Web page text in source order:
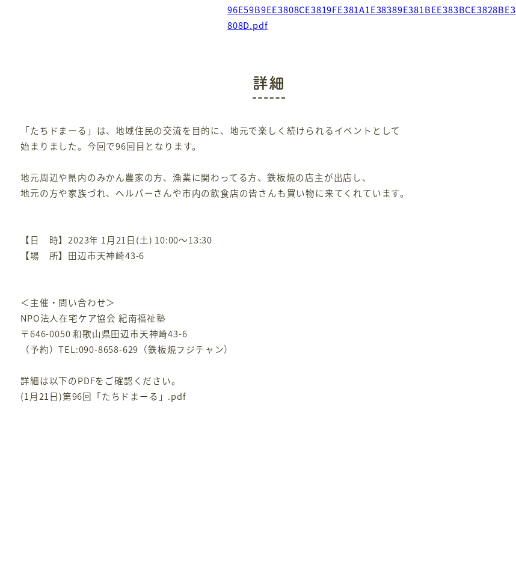
96E59B9EE3808CE3819FE381A1E38389E381BEE383BCE3828BE3
808D.pdf
詳細
「たちドまーる」は、地域住民の交流を目的に、地元で楽しく続けられるイベントとして
始まりました。今回で96回目となります。
地元周辺や県内のみかん農家の方、漁業に関わってる方、鉄板焼の店主が出店し、
地元の方や家族づれ、ヘルパーさんや市内の飲食店の皆さんも買い物に来てくれています。
【日 時】2023年 1月21日(土) 10:00～13:30
【場 所】田辺市天神崎43-6
＜主催・問い合わせ＞
NPO法人在宅ケア協会 紀南福祉塾
〒646-0050 和歌山県田辺市天神崎43-6
（予約）TEL:090-8658-629（鉄板焼フジチャン）
詳細は以下のPDFをご確認ください。
(1月21日)第96回「たちドまーる」.pdf